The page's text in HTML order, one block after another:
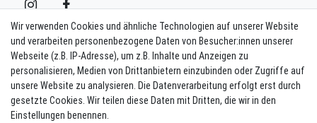
Vertrag widerrufen Kontakt
Newsletter eintragen
Melde Dich an um alle Vorteile zu genießen. Plus 10 EUR Gutschein für
Wir verwenden Cookies und ähnliche Technologien auf unserer Website
und verarbeiten personenbezogene Daten von Besucher:innen unserer
Webseite (z.B. IP-Adresse), um z.B. Inhalte und Anzeigen zu
personalisieren, Medien von Drittanbietern einzubinden oder Zugriffe auf
unsere Website zu analysieren. Die Datenverarbeitung erfolgt erst durch
gesetzte Cookies. Wir teilen diese Daten mit Dritten, die wir in den
Einstellungen benennen.